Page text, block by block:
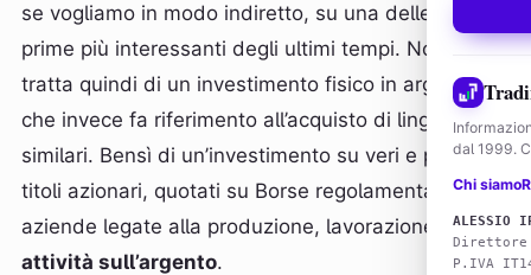
dal 1999.
Chi siamo
ALESSIO
Direttore
P.IVA
se vogliamo in modo indiretto, su una delle materie
prime più interessanti degli ultimi tempi. Non si
tratta quindi di un investimento fisico in argento,
che invece fa riferimento all’acquisto di lingotti, o
similari. Bensì di un’investimento su veri e propri
titoli azionari, quotati su Borse regolamentate, di
aziende legate alla produzione, lavorazione, o altre
attività sull’argento.